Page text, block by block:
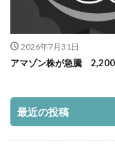
2026年7月31日
アマゾン株が急騰 2,200
最近の投稿